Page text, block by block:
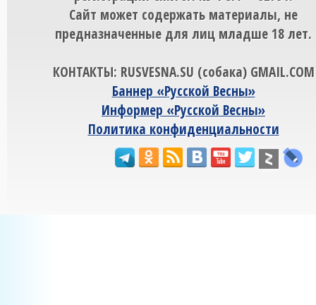
Сайт может содержать материалы, не
предназначенные для лиц младше 18 лет.
КОНТАКТЫ: RUSVESNA.SU (собака) GMAIL.COM
Баннер «Русской Весны»
Информер «Русской Весны»
Политика конфиденциальности